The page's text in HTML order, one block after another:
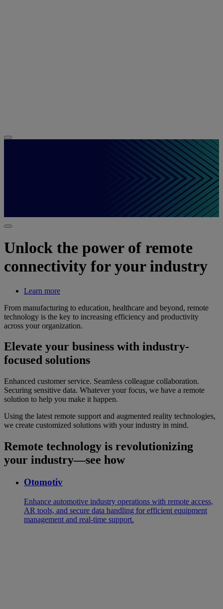
Unlock the power of remote
connectivity for your industry
Learn more
From manufacturing to education, healthcare and beyond, remote
technology is the key to increasing efficiency and productivity
across your organization.
Elevate your business with industry-
focused solutions
Enhanced customer service. Seamless colleague collaboration.
Securing sensitive data. Whatever your focus, we have a remote
solution to help you make it happen.
Using the latest remote support and augmented reality technologies,
we create customized solutions with your industry in mind.
Remote technology is revolutionizing
your industry—see how
Otomotiv
Enhance automotive industry operations with remote access,
AR tools, and secure data handling for efficient equipment
management and real-time support.